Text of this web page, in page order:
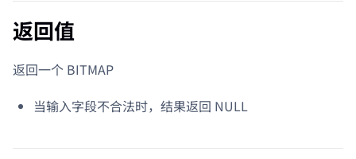
返回值
返回一个 BITMAP
当输入字段不合法时，结果返回 NULL